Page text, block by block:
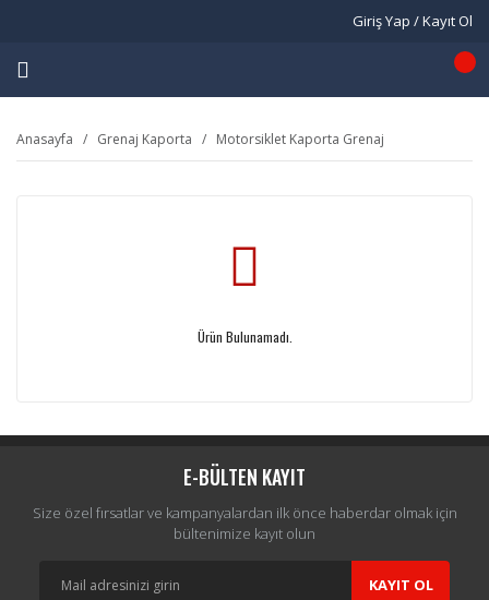
Giriş Yap / Kayıt Ol
Anasayfa Grenaj Kaporta Motorsiklet Kaporta Grenaj
Ürün Bulunamadı.
E-BÜLTEN KAYIT
Size özel fırsatlar ve kampanyalardan ilk önce haberdar olmak için
bültenimize kayıt olun
KAYIT OL